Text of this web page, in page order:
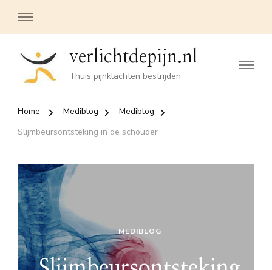
verlichtdepijn.nl
Thuis pijnklachten bestrijden
Home Mediblog
Mediblog
Slijmbeursontsteking in de schouder
MEDIBLOG